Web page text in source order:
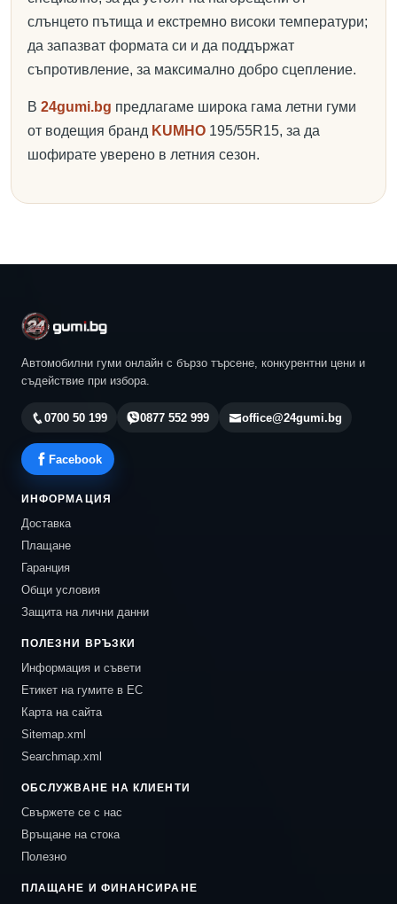
слънцето пътища и екстремно високи температури;
да запазват формата си и да поддържат
съпротивление, за максимално добро сцепление.
В 24gumi.bg предлагаме широка гама летни гуми
от водещия бранд KUMHO 195/55R15, за да
шофирате уверено в летния сезон.
Автомобилни гуми онлайн с бързо търсене, конкурентни цени и
съдействие при избора.
0700 50 199 0877 552 999 office@24gumi.bg
Facebook
ИНФОРМАЦИЯ
Доставка
Плащане
Гаранция
Общи условия
Защита на лични данни
ПОЛЕЗНИ ВРЪЗКИ
Информация и съвети
Етикет на гумите в ЕС
Карта на сайта
Sitemap.xml
Searchmap.xml
ОБСЛУЖВАНЕ НА КЛИЕНТИ
Свържете се с нас
Връщане на стока
Полезно
ПЛАЩАНЕ И ФИНАНСИРАНЕ